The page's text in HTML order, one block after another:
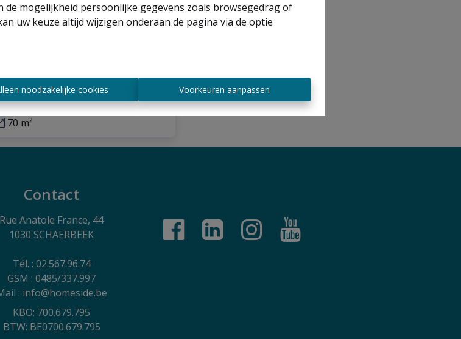
mogelijkheid persoonlijke gegevens zoals browsegedrag of
uw keuze altijd wijzigen onderaan de pagina via de optie
noodzakelijke cookies Voorkeuren aanpassen
Piron 147 ET1, 1080
70 m²
Contact
Rue Anatole France, 44
1030 SCHAERBEEK
Tél. : 02.567.96.74
GSM : 0485/337.997
: info@homeside.be
KBO: 700.679.795
BTW: BE0700.679.795